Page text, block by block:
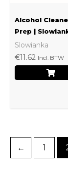
Alcohol
Prep |
Slowianka
€11.62 Incl. BTW
← 1